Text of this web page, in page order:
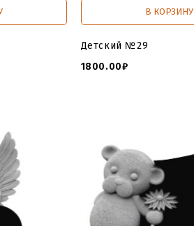
В КОРЗИНУ
Детский №29
1800.00₽